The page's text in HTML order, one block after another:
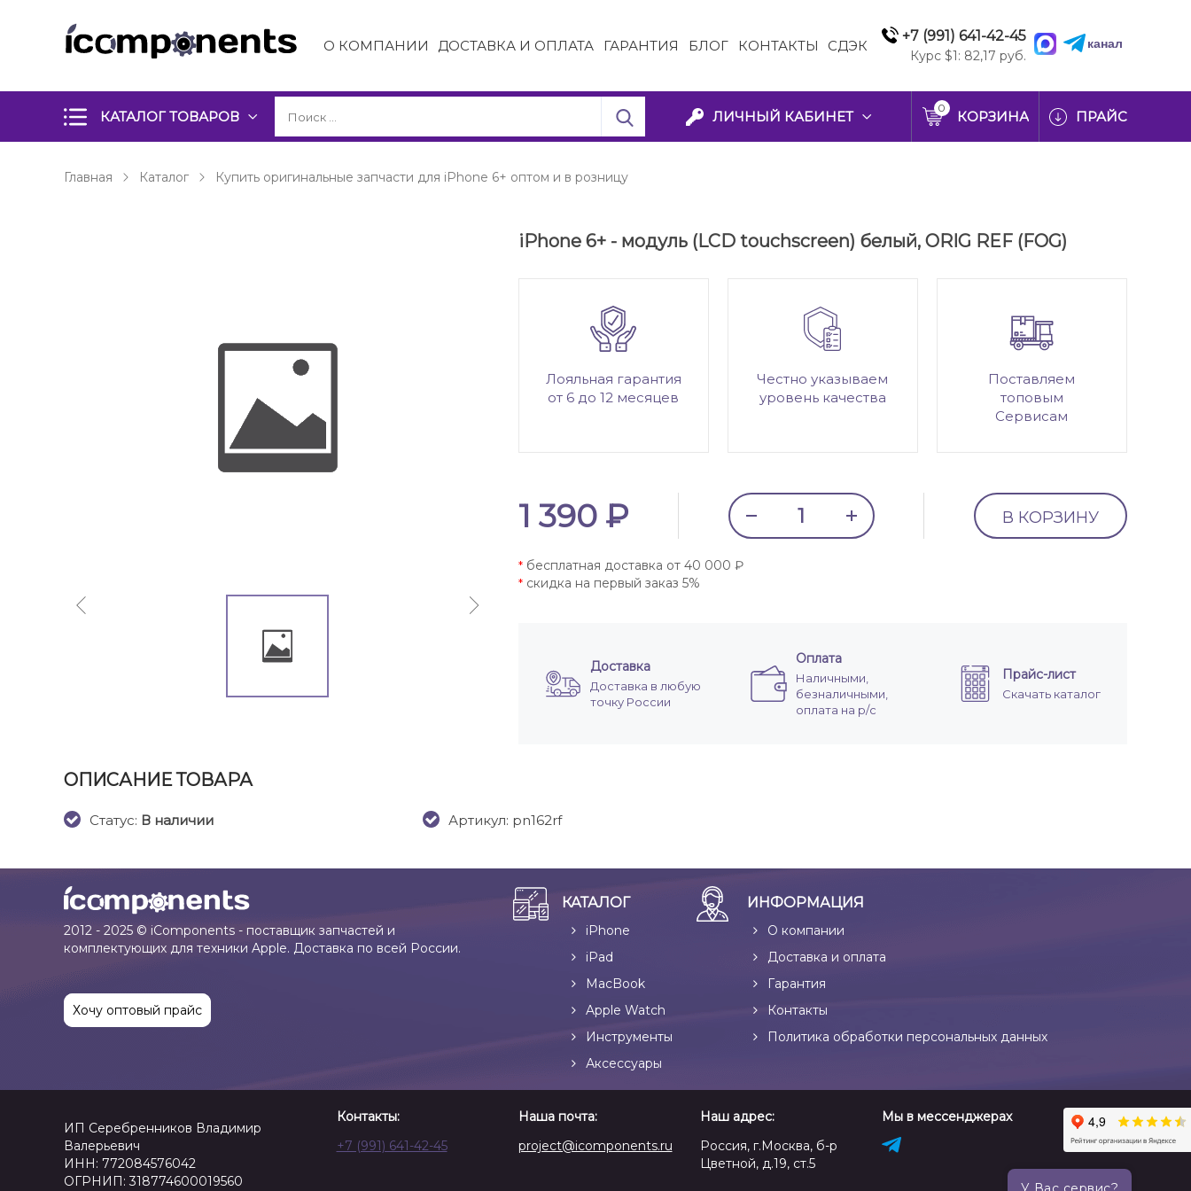
О КОМПАНИИ ДОСТАВКА И ОПЛАТА ГАРАНТИЯ БЛОГ КОНТАКТЫ СДЭК
+7 (991) 641-42-45
Курс $1: 82,17 руб.
канал
КАТАЛОГ ТОВАРОВ ЛИЧНЫЙ КАБИНЕТ
0
КОРЗИНА ПРАЙС
Главная Каталог Купить оригинальные запчасти для iPhone 6+ оптом и в розницу
iPhone 6+ - модуль (LCD touchscreen) белый, ORIG REF (FOG)
Лояльная гарантия
от 6 до 12 месяцев
Честно указываем
уровень качества
Поставляем
топовым
Сервисам
1 390 ₽ В КОРЗИНУ
*бесплатная доставка от 40 000 ₽
*скидка на первый заказ 5%
Доставка
Доставка в любую
точку России
Оплата
Наличными,
безналичными,
оплата на р/с
Прайс-лист
Скачать каталог
ОПИСАНИЕ ТОВАРА
Cтатус: В наличии Артикул: pn162rf
2012 - 2025 © iComponents - поставщик запчастей и
комплектующих для техники Apple. Доставка по всей России.
Хочу оптовый прайс
КАТАЛОГ
iPhone
iPad
MacBook
Apple Watch
Инструменты
Аксессуары
ИНФОРМАЦИЯ
О компании
Доставка и оплата
Гарантия
Контакты
Политика обработки персональных данных
ИП Серебренников Владимир
Валерьевич
ИНН: 772084576042
ОГРНИП: 318774600019560
Контакты:
+7 (991) 641-42-45
Наша почта:
project@icomponents.ru
Наш адрес:
Россия, г.Москва, б-р
Цветной, д.19, ст.5
Мы в мессенджерах